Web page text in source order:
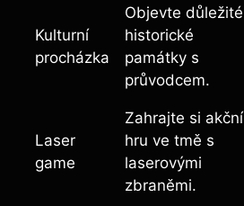
Kulturní
procházka
Objevte důležité
historické
památky s
průvodcem.
Laser
game
Zahrajte si akční
hru ve tmě s
laserovými
zbraněmi.